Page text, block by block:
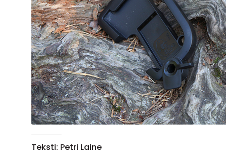
Teksti: Petri Laine